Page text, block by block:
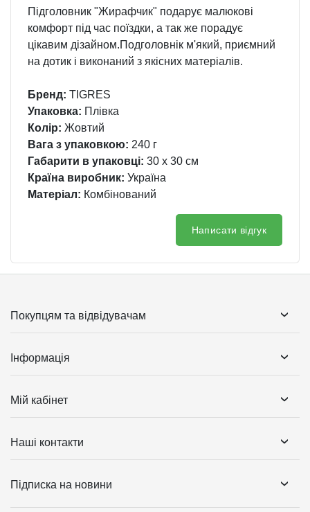
Підголовник "Жирафчик" подарує малюкові
комфорт під час поїздки, а так же порадує
цікавим дізайном.Подголовнік м'який, приємний
на дотик і виконаний з якісних матеріалів.
Бренд: TIGRES
Упаковка: Плівка
Колір: Жовтий
Вага з упаковкою: 240 г
Габарити в упаковці: 30 x 30 см
Країна виробник: Україна
Матеріал: Комбінований
Написати відгук
Покупцям та відвідувачам
Інформація
Мій кабінет
Наші контакти
Підписка на новини